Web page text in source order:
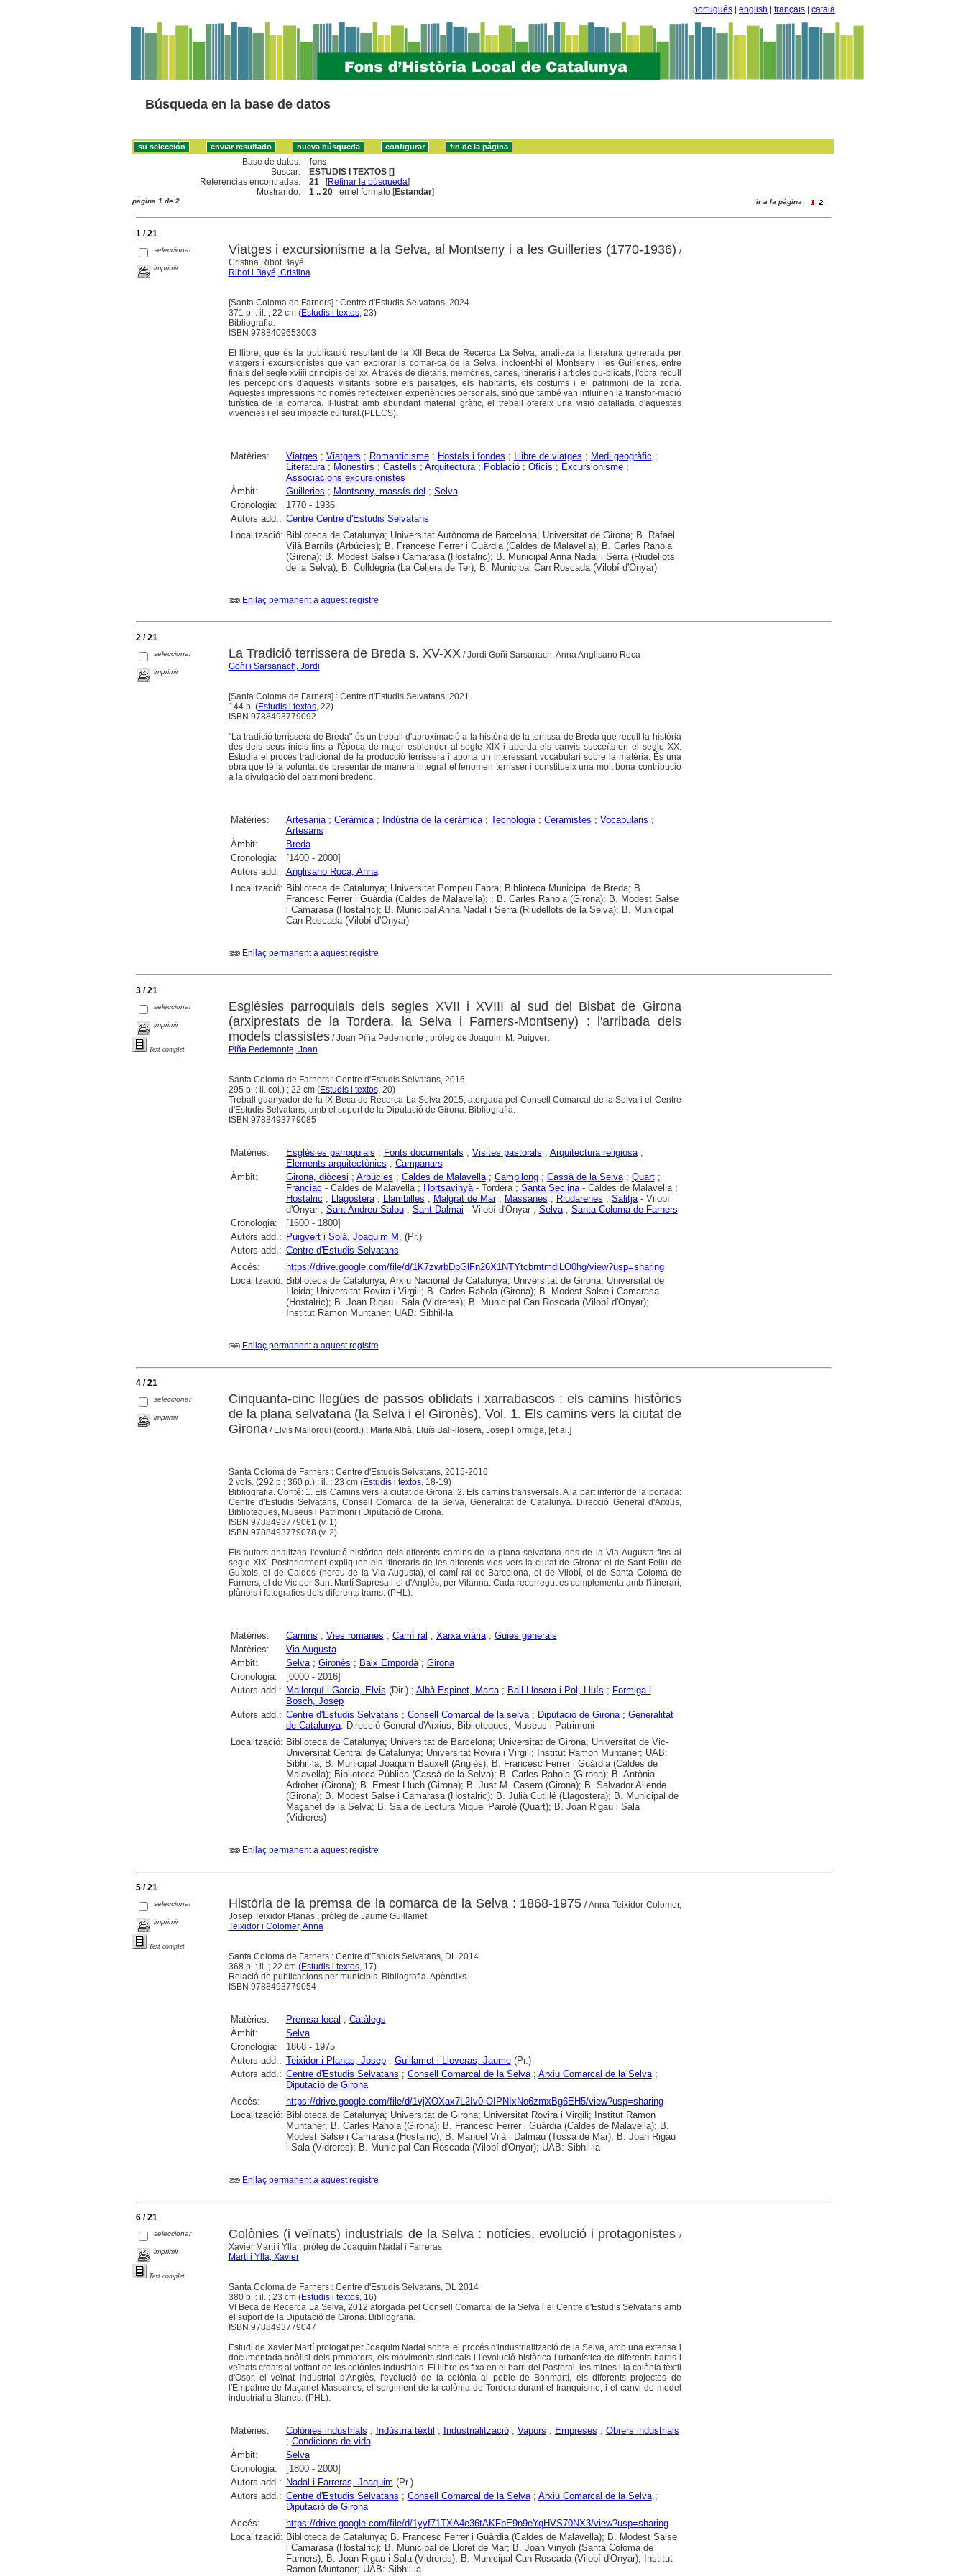
português english français català
Búsqueda en la base de datos
Base de datos:
fons
Buscar:
ESTUDIS I TEXTOS []
Referencias encontradas:
21 [Refinar la búsqueda]
Mostrando:
1 .. 20 en el formato [Estandar]
página 1 de 2 ir a la página
1 / 21
seleccionar
imprimir
Viatges i excursionisme a la Selva, al Montseny i a les Guilleries (1770-1936) /
Cristina Ribot Bayé
Ribot i Bayé, Cristina
[Santa Coloma de Farners] : Centre d'Estudis Selvatans, 2024
371 p. : il. ; 22 cm (Estudis i textos, 23)
Bibliografia.
ISBN 9788409653003
El llibre, que és la publicació resultant de la XII Beca de Recerca La Selva, analit-za la literatura generada per
viatgers i excursionistes que van explorar la comar-ca de la Selva, incloent-hi el Montseny i les Guilleries, entre
finals del segle xviiii principis del xx. A través de dietaris, memòries, cartes, itineraris i articles pu-blicats, l'obra recull
les percepcions d'aquests visitants sobre els paisatges, els habitants, els costums i el patrimoni de la zona.
Aquestes impressions no només reflecteixen experiències personals, sinó que també van influir en la transfor-mació
turística de la comarca. Il·lustrat amb abundant material gràfic, el treball ofereix una visió detallada d'aquestes
vivències i el seu impacte cultural.(PLECS).
Matèries: Viatges ; Viatgers ; Romanticisme; Hostals i fondes ; Llibre de viatges ; Medi geogràfic ;
Literatura; Monestirs ; Castells ; Arquitectura; Població; Oficis ; Excursionisme;
Associacions excursionistes
Àmbit:
Guilleries ; Montseny, massís del ; Selva
Cronologia:
1770 - 1936
Autors add.: Centre Centre d'Estudis Selvatans
Localització: Biblioteca de Catalunya; Universitat Autònoma de Barcelona; Universitat de Girona; B. Rafael
Vilà Barnils (Arbúcies); B. Francesc Ferrer i Guàrdia (Caldes de Malavella); B. Carles Rahola
(Girona); B. Modest Salse i Camarasa (Hostalric); B. Municipal Anna Nadal i Serra (Riudellots
de la Selva); B. Colldegria (La Cellera de Ter); B. Municipal Can Roscada (Vilobí d'Onyar)
Enllaç permanent a aquest registre
2 / 21
seleccionar
imprimir
La Tradició terrissera de Breda s. XV-XX/ Jordi Goñi Sarsanach, Anna Anglisano Roca
Goñi i Sarsanach, Jordi
[Santa Coloma de Farners] : Centre d'Estudis Selvatans, 2021
144 p. (Estudis i textos, 22)
ISBN 9788493779092
"La tradició terrissera de Breda" és un treball d'aproximació a la història de la terrissa de Breda que recull la història
des dels seus inicis fins a l'època de major esplendor al segle XIX i aborda els canvis succeïts en el segle XX.
Estudia el procés tradicional de la producció terrissera i aporta un interessant vocabulari sobre la matèria. És una
obra que té la voluntat de presentar de manera integral el fenomen terrisser i constitueix una molt bona contribució
a la divulgació del patrimoni bredenc.
Matèries: Artesania; Ceràmica; Indústria de la ceràmica; Tecnologia; Ceramistes ; Vocabularis ;
Artesans
Àmbit:
Breda
Cronologia:
[1400 - 2000]
Autors add.: Anglisano Roca, Anna
Localització: Biblioteca de Catalunya; Universitat Pompeu Fabra; Biblioteca Municipal de Breda; B.
Francesc Ferrer i Guàrdia (Caldes de Malavella); ; B. Carles Rahola (Girona); B. Modest Salse
i Camarasa (Hostalric); B. Municipal Anna Nadal i Serra (Riudellots de la Selva); B. Municipal
Can Roscada (Vilobí d'Onyar)
Enllaç permanent a aquest registre
3 / 21
seleccionar
imprimir
Text complet
Esglésies parroquials dels segles XVII i XVIII al sud del Bisbat de Girona
(arxiprestats de la Tordera, la Selva i Farners-Montseny) : l'arribada dels
models classistes/ Joan Pîña Pedemonte ; pròleg de Joaquim M. Puigvert
Piña Pedemonte, Joan
Santa Coloma de Farners : Centre d'Estudis Selvatans, 2016
295 p. : il. col.) ; 22 cm (Estudis i textos, 20)
Treball guanyador de la IX Beca de Recerca La Selva 2015, atorgada pel Consell Comarcal de la Selva i el Centre
d'Estudis Selvatans, amb el suport de la Diputació de Girona. Bibliografia.
ISBN 9788493779085
Matèries: Esglésies parroquials ; Fonts documentals ; Visites pastorals ; Arquitectura religiosa;
Elements arquitectònics ; Campanars
Àmbit:
Girona, diòcesi ; Arbúcies ; Caldes de Malavella; Campllong; Cassà de la Selva; Quart;
Franciac - Caldes de Malavella ; Hortsavinyà- Tordera ; Santa Seclina- Caldes de Malavella ;
Hostalric ; Llagostera; Llambilles ; Malgrat de Mar; Massanes ; Riudarenes ; Salitja- Vilobí
d'Onyar ; Sant Andreu Salou; Sant Dalmai - Vilobí d'Onyar ; Selva; Santa Coloma de Farners
Cronologia:
[1600 - 1800]
Autors add.: Puigvert i Solà, Joaquim M. (Pr.)
Autors add.: Centre d'Estudis Selvatans
Accés:
https://drive.google.com/file/d/1K7zwrbDpGlFn26X1NTYtcbmtmdlLO0hg/view?usp=sharing
Localització: Biblioteca de Catalunya; Arxiu Nacional de Catalunya; Universitat de Girona; Universitat de
Lleida; Universitat Rovira i Virgili; B. Carles Rahola (Girona); B. Modest Salse i Camarasa
(Hostalric); B. Joan Rigau i Sala (Vidreres); B. Municipal Can Roscada (Vilobí d'Onyar);
Institut Ramon Muntaner; UAB: Sibhil·la
Enllaç permanent a aquest registre
4 / 21
seleccionar
imprimir
Cinquanta-cinc llegües de passos oblidats i xarrabascos : els camins històrics
de la plana selvatana (la Selva i el Gironès). Vol. 1. Els camins vers la ciutat de
Girona/ Elvis Mallorquí (coord.) ; Marta Albà, Lluís Ball-llosera, Josep Formiga, [et al.]
Santa Coloma de Farners : Centre d'Estudis Selvatans, 2015-2016
2 vols. (292 p.; 360 p.) : il. ; 23 cm (Estudis i textos, 18-19)
Bibliografia. Conté: 1. Els Camins vers la ciutat de Girona. 2. Els camins transversals. A la part inferior de la portada:
Centre d'Estudis Selvatans, Consell Comarcal de la Selva, Generalitat de Catalunya. Direcció General d'Arxius,
Biblioteques, Museus i Patrimoni i Diputació de Girona.
ISBN 9788493779061 (v. 1)
ISBN 9788493779078 (v. 2)
Els autors analitzen l'evolució històrica dels diferents camins de la plana selvatana des de la Via Augusta fins al
segle XIX. Posteriorment expliquen els itineraris de les diferents vies vers la ciutat de Girona: el de Sant Feliu de
Guíxols, el de Caldes (hereu de la Via Augusta), el camí ral de Barcelona, el de Vilobí, el de Santa Coloma de
Farners, el de Vic per Sant Martí Sapresa i el d'Anglès, per Vilanna. Cada recorregut es complementa amb l'itinerari,
plànols i fotografies dels diferents trams. (PHL).
Matèries: Camins ; Vies romanes ; Camí ral ; Xarxa viària; Guies generals
Matèries:
Via Augusta
Àmbit:
Selva; Gironès ; Baix Empordà; Girona
Cronologia:
[0000 - 2016]
Autors add.: Mallorquí i Garcia, Elvis (Dir.) ; Albà Espinet, Marta; Ball-Llosera i Pol, Lluís ; Formiga i
Bosch, Josep
Autors add.: Centre d'Estudis Selvatans ; Consell Comarcal de la selva; Diputació de Girona; Generalitat
de Catalunya. Direcció General d'Arxius, Biblioteques, Museus i Patrimoni
Localització: Biblioteca de Catalunya; Universitat de Barcelona; Universitat de Girona; Universitat de Vic-
Universitat Central de Catalunya; Universitat Rovira i Virgili; Institut Ramon Muntaner; UAB:
Sibhil·la; B. Municipal Joaquim Bauxell (Anglès); B. Francesc Ferrer i Guàrdia (Caldes de
Malavella); Biblioteca Pública (Cassà de la Selva); B. Carles Rahola (Girona); B. Antònia
Adroher (Girona); B. Ernest Lluch (Girona); B. Just M. Casero (Girona); B. Salvador Allende
(Girona); B. Modest Salse i Camarasa (Hostalric); B. Julià Cutillé (Llagostera); B. Municipal de
Maçanet de la Selva; B. Sala de Lectura Miquel Pairolé (Quart); B. Joan Rigau i Sala
(Vidreres)
Enllaç permanent a aquest registre
5 / 21
seleccionar
imprimir
Text complet
Història de la premsa de la comarca de la Selva : 1868-1975 / Anna Teixidor Colomer,
Josep Teixidor Planas ; pròleg de Jaume Guillamet
Teixidor i Colomer, Anna
Santa Coloma de Farners : Centre d'Estudis Selvatans, DL 2014
368 p. : il. ; 22 cm (Estudis i textos, 17)
Relació de publicacions per municipis. Bibliografia. Apèndixs.
ISBN 9788493779054
Matèries: Premsa local ; Catàlegs
Àmbit:
Selva
Cronologia:
1868 - 1975
Autors add.: Teixidor i Planas, Josep; Guillamet i Lloveras, Jaume(Pr.)
Autors add.: Centre d'Estudis Selvatans ; Consell Comarcal de la Selva; Arxiu Comarcal de la Selva;
Diputació de Girona
Accés:
https://drive.google.com/file/d/1vjXOXax7L2Iv0-OIPNIxNo6zmxBg6EH5/view?usp=sharing
Localització: Biblioteca de Catalunya; Universitat de Girona; Universitat Rovira i Virgili; Institut Ramon
Muntaner; B. Carles Rahola (Girona); B. Francesc Ferrer i Guàrdia (Caldes de Malavella); B.
Modest Salse i Camarasa (Hostalric); B. Manuel Vilà i Dalmau (Tossa de Mar); B. Joan Rigau
i Sala (Vidreres); B. Municipal Can Roscada (Vilobí d'Onyar); UAB: Sibhil·la
Enllaç permanent a aquest registre
6 / 21
seleccionar
imprimir
Text complet
Colònies (i veïnats) industrials de la Selva : notícies, evolució i protagonistes /
Xavier Martí i Ylla ; pròleg de Joaquim Nadal i Farreras
Martí i Ylla, Xavier
Santa Coloma de Farners : Centre d'Estudis Selvatans, DL 2014
380 p. : il. ; 23 cm (Estudis i textos, 16)
VI Beca de Recerca La Selva, 2012 atorgada pel Consell Comarcal de la Selva i el Centre d'Estudis Selvatans amb
el suport de la Diputació de Girona. Bibliografia.
ISBN 9788493779047
Estudi de Xavier Martí prologat per Joaquim Nadal sobre el procés d'industrialització de la Selva, amb una extensa i
documentada anàlisi dels promotors, els moviments sindicals i l'evolució històrica i urbanística de diferents barris i
veïnats creats al voltant de les colònies industrials. El llibre es fixa en el barri del Pasteral, les mines i la colònia tèxtil
d'Osor, el veïnat industrial d'Anglès, l'evolució de la colònia al poble de Bonmartí, els diferents projectes de
l'Empalme de Maçanet-Massanes, el sorgiment de la colònia de Tordera durant el franquisme, i el canvi de model
industrial a Blanes. (PHL).
Matèries: Colònies industrials ; Indústria tèxtil ; Industrialització; Vapors ; Empreses ; Obrers industrials
; Condicions de vida
Àmbit:
Selva
Cronologia:
[1800 - 2000]
Autors add.: Nadal i Farreras, Joaquim (Pr.)
Autors add.: Centre d'Estudis Selvatans ; Consell Comarcal de la Selva; Arxiu Comarcal de la Selva;
Diputació de Girona
Accés:
https://drive.google.com/file/d/1yyf71TXA4e36tAKFbE9n9eYqHVS70NX3/view?usp=sharing
Localització: Biblioteca de Catalunya; B. Francesc Ferrer i Guàrdia (Caldes de Malavella); B. Modest Salse
i Camarasa (Hostalric); B. Municipal de Lloret de Mar; B. Joan Vinyoli (Santa Coloma de
Farners); B. Joan Rigau i Sala (Vidreres); B. Municipal Can Roscada (Vilobí d'Onyar); Institut
Ramon Muntaner; UAB: Sibhil·la